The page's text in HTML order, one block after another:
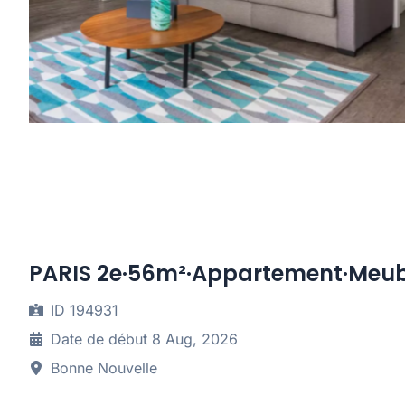
PARIS
ID 194931
Date de début 8 Aug, 2026
Bonne Nouvelle